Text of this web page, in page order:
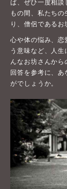
ば、ぜひ一度相
もの間、私たち
り、僧侶であるお
心や体の悩み、恋
う意味など、人
んなお坊さんか
回答を参考に、
がでしょうか。